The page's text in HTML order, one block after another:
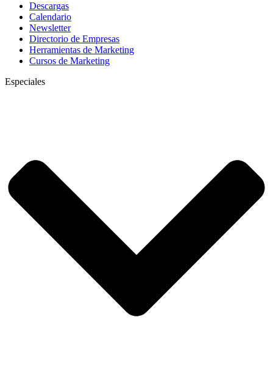
Descargas
Calendario
Newsletter
Directorio de Empresas
Herramientas de Marketing
Cursos de Marketing
Especiales